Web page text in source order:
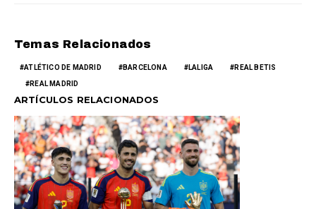
Temas Relacionados
ATLÉTICO DE MADRID BARCELONA LALIGA REAL BETIS
REAL MADRID
ARTÍCULOS RELACIONADOS